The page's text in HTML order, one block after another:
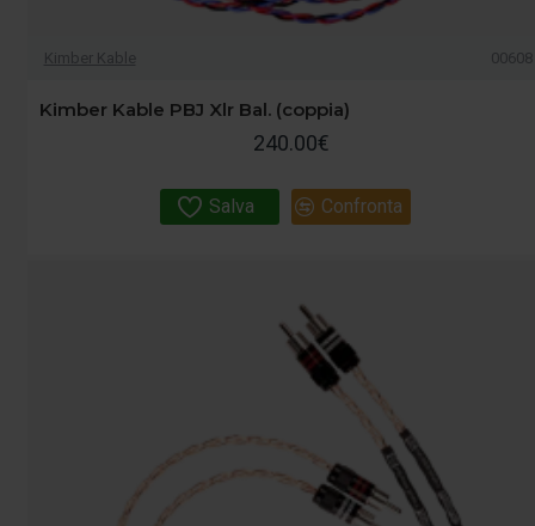
Kimber Kable 00608
Kimber Kable PBJ Xlr Bal. (coppia)
240.00€
Salva Confronta